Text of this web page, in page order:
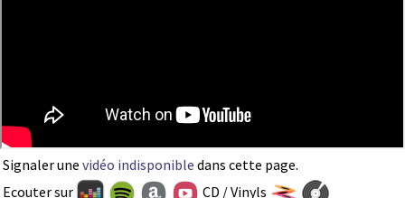
Signaler une vidéo indisponible dans cette page.
Ecouter sur
CD / Vinyls